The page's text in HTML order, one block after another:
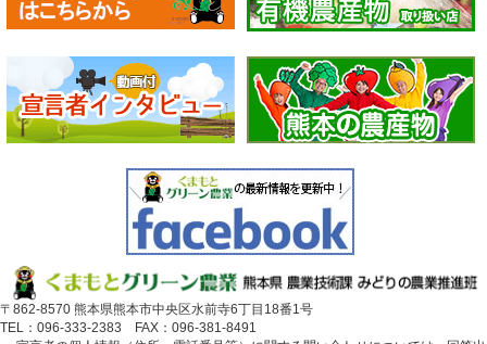
〒862-8570 熊本県熊本市中央区水前寺6丁目18番1号
TEL：096-333-2383 FAX：096-381-8491